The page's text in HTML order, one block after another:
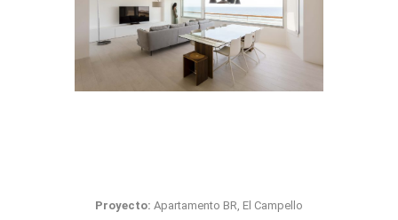
Proyecto: Apartamento BR, El Campello